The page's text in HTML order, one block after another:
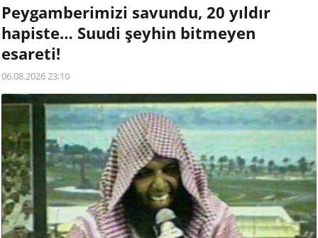
Peygamberimizi savundu, 20 yıldır
hapiste… Suudi şeyhin bitmeyen
esareti!
06.08.2026 23:10